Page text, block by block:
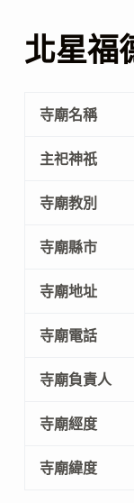
北星福
寺廟名稱
主祀神祇
寺廟教別
寺廟縣市
寺廟地址
寺廟電話
寺廟負責人
寺廟經度
寺廟緯度